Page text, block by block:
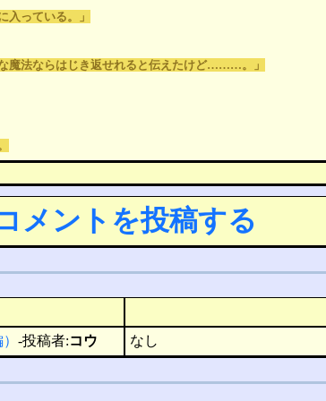
入っている。」
魔法ならはじき返せれると伝えたけど………。」
メントを投稿する
-投稿者:コウ なし